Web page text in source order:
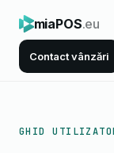
miaPOS.eu
Contact vânzări
GHID